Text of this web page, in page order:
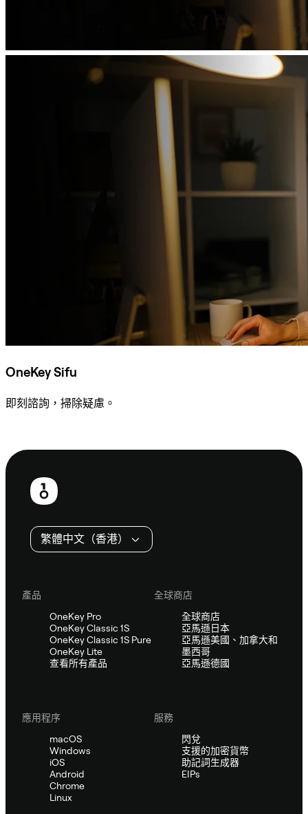
OneKey Sifu
即刻諮詢，掃除疑慮。
頁
繁體中文（香港）
產品
OneKey Pro
OneKey Classic 1S
OneKey Classic 1S Pure
OneKey Lite
查看所有產品
全球商店
全球商店
亞馬遜日本
亞馬遜美國、加拿大和
墨西哥
亞馬遜德國
應用程序
macOS
Windows
iOS
Android
Chrome
Linux
服務
閃兌
支援的加密貨幣
助記詞生成器
EIPs